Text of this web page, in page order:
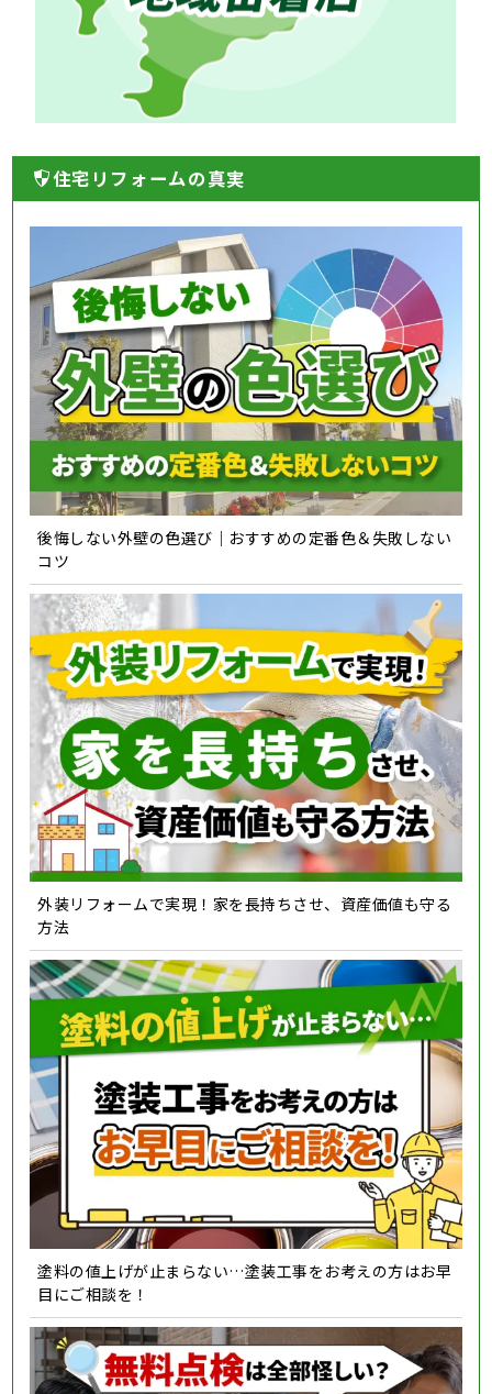
住宅リフォームの真実
後悔しない外壁の色選び｜おすすめの定番色＆失敗しない
コツ
外装リフォームで実現！家を長持ちさせ、資産価値も守る
方法
塗料の値上げが止まらない…塗装工事をお考えの方はお早
目にご相談を！